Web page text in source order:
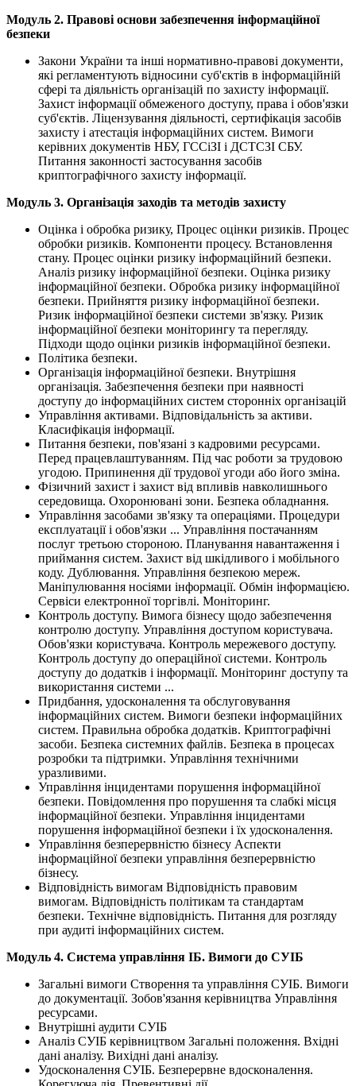
Модуль 2. Правові основи забезпечення інформаційної
безпеки
Закони України та інші нормативно-правові документи,
які регламентують відносини суб'єктів в інформаційній
сфері та діяльність організацій по захисту інформації.
Захист інформації обмеженого доступу, права і обов'язки
суб'єктів. Ліцензування діяльності, сертифікація засобів
захисту і атестація інформаційних систем. Вимоги
керівних документів НБУ, ГССіЗІ і ДСТСЗІ СБУ.
Питання законності застосування засобів
криптографічного захисту інформації.
Модуль 3. Організація заходів та методів захисту
Оцінка і обробка ризику, Процес оцінки ризиків. Процес
обробки ризиків. Компоненти процесу. Встановлення
стану. Процес оцінки ризику інформаційний безпеки.
Аналіз ризику інформаційної безпеки. Оцінка ризику
інформаційної безпеки. Обробка ризику інформаційної
безпеки. Прийняття ризику інформаційної безпеки.
Ризик інформаційної безпеки системи зв'язку. Ризик
інформаційної безпеки моніторингу та перегляду.
Підходи щодо оцінки ризиків інформаційної безпеки.
Політика безпеки.
Організація інформаційної безпеки. Внутрішня
організація. Забезпечення безпеки при наявності
доступу до інформаційних систем сторонніх організацій
Управління активами. Відповідальність за активи.
Класифікація інформації.
Питання безпеки, пов'язані з кадровими ресурсами.
Перед працевлаштуванням. Під час роботи за трудовою
угодою. Припинення дії трудової угоди або його зміна.
Фізичний захист і захист від впливів навколишнього
середовища. Охоронювані зони. Безпека обладнання.
Управління засобами зв'язку та операціями. Процедури
експлуатації і обов'язки ... Управління постачанням
послуг третьою стороною. Планування навантаження і
приймання систем. Захист від шкідливого і мобільного
коду. Дублювання. Управління безпекою мереж.
Маніпулювання носіями інформації. Обмін інформацією.
Сервіси електронної торгівлі. Моніторинг.
Контроль доступу. Вимога бізнесу щодо забезпечення
контролю доступу. Управління доступом користувача.
Обов'язки користувача. Контроль мережевого доступу.
Контроль доступу до операційної системи. Контроль
доступу до додатків і інформації. Моніторинг доступу та
використання системи ...
Придбання, удосконалення та обслуговування
інформаційних систем. Вимоги безпеки інформаційних
систем. Правильна обробка додатків. Криптографічні
засоби. Безпека системних файлів. Безпека в процесах
розробки та підтримки. Управління технічними
уразливими.
Управління інцидентами порушення інформаційної
безпеки. Повідомлення про порушення та слабкі місця
інформаційної безпеки. Управління інцидентами
порушення інформаційної безпеки і їх удосконалення.
Управління безперервністю бізнесу Аспекти
інформаційної безпеки управління безперервністю
бізнесу.
Відповідність вимогам Відповідність правовим
вимогам. Відповідність політикам та стандартам
безпеки. Технічне відповідність. Питання для розгляду
при аудиті інформаційних систем.
Модуль 4. Система управління ІБ. Вимоги до СУІБ
Загальні вимоги Створення та управління СУІБ. Вимоги
до документації. Зобов'язання керівництва Управління
ресурсами.
Внутрішні аудити СУІБ
Аналіз СУІБ керівництвом Загальні положення. Вхідні
дані аналізу. Вихідні дані аналізу.
Удосконалення СУІБ. Безперервне вдосконалення.